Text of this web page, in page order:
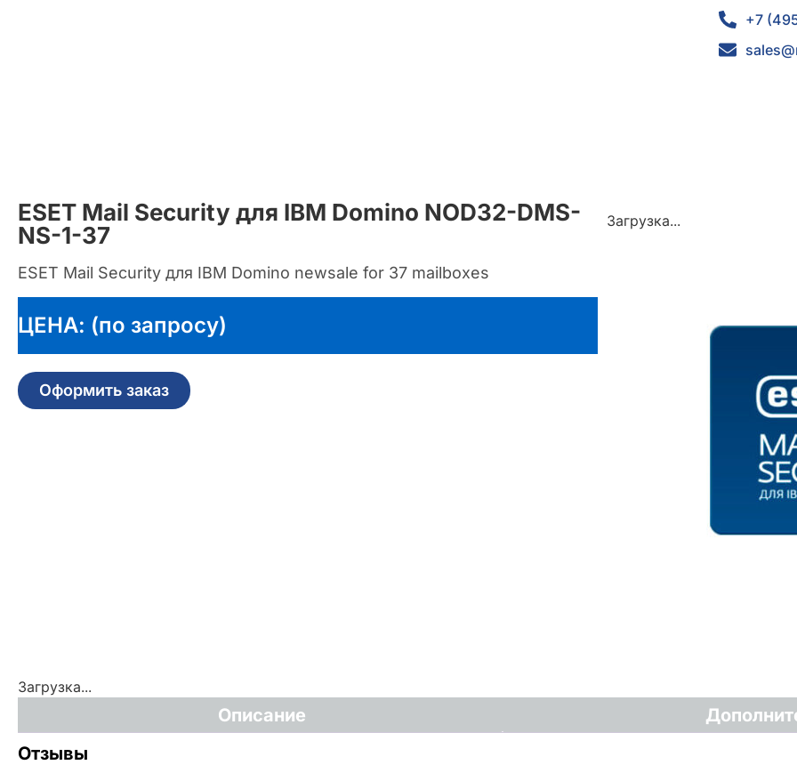
+7
ESET Mail Security для IBM Domino NOD32-DMS-
NS-1-37
ESET Mail Security для IBM Domino newsale for 37 mailboxes
ЦЕНА: (по запросу)
Оформить заказ
Загрузка...
Загрузка...
Описание
Отзывы